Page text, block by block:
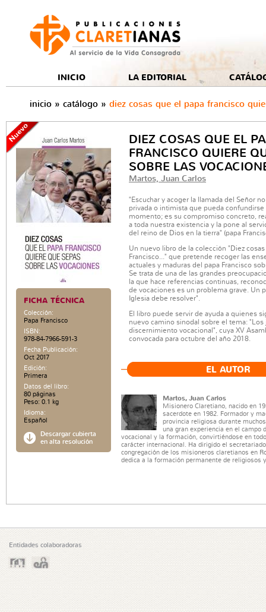
INICIO LA EDITORIAL
inicio » catálogo » diez cosas que el papa francisco
FICHA TÉCNICA
Colección:
Papa Francisco
ISBN:
978-84-7966-591-3
Fecha Publicación:
Oct 2017
Edición:
Primera
Datos del libro:
80 páginas
Peso: 0.1 kg
Idioma:
Español
Descargar cubierta
en alta resolución
DIEZ COSAS QUE EL
FRANCISCO QUIERE
SOBRE LAS
Martos, Juan Carlos
"Escuchar y acoger la llamada del Señor
privada o intimista que pueda
momento; es su compromiso concreto,
a toda nuestra existencia y la pone al
del reino de Dios en la tierra" (papa
Un nuevo libro de la colección "Diez
Francisco..." que pretende recoger las
actuales y maduras del papa Francisco
Se trata de una de las grandes
la que hace referencias continuas,
de vocaciones es un problema grave. Un
Iglesia debe resolver".
El libro puede servir de ayuda a quienes
nuevo camino sinodal sobre el tema:
discernimiento vocacional", cuya XV
convocada para octubre del año 2018.
EL AUTOR
Martos, Juan Carlos
Misionero Claretiano, nacido en
sacerdote en 1982. Formador y
provincia religiosa durante
una gran experiencia en el campo
vocacional y la formación, convirtiéndose en
carácter internacional. Ha dirigido el
congregación de los misioneros claretianos en
dedica a la formación permanente de religiosos
Entidades colaboradoras